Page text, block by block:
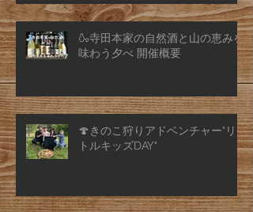
🍶寺田本家の自然酒と山の恵みを
味わう夕べ 開催概要
🍄きのこ狩りアドベンチャー"リ
トルキッズDAY"